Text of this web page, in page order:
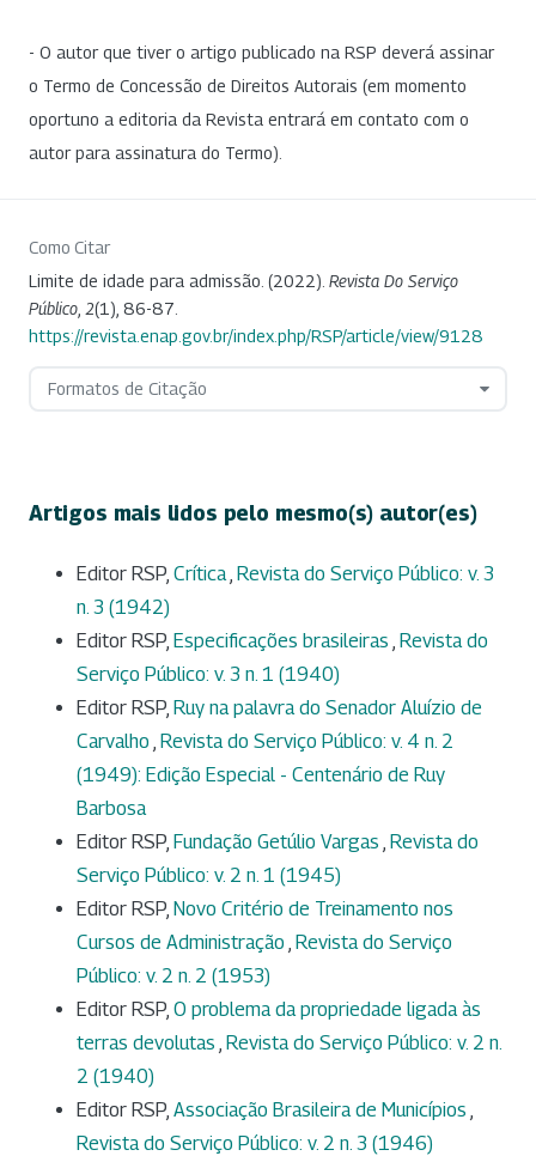
- O autor que tiver o artigo publicado na RSP deverá assinar
o Termo de Concessão de Direitos Autorais (em momento
oportuno a editoria da Revista entrará em contato com o
autor para assinatura do Termo).
Como Citar
Limite de idade para admissão. (2022). Revista Do Serviço
Público 2(1), 86-87.
https://revista.enap.gov.br/index.php/RSP/article/view/9128
Formatos de Citação
Artigos mais lidos pelo mesmo(s) autor(es)
Editor RSP, Crítica, Revista do Serviço Público: v. 3
n. 3 (1942)
Editor RSP, Especificações brasileiras , Revista do
Serviço Público: v. 3 n. 1 (1940)
Editor RSP, Ruy na palavra do Senador Aluízio de
Carvalho , Revista do Serviço Público: v. 4 n. 2
(1949): Edição Especial - Centenário de Ruy
Barbosa
Editor RSP, Fundação Getúlio Vargas , Revista do
Serviço Público: v. 2 n. 1 (1945)
Editor RSP, Novo Critério de Treinamento nos
Cursos de Administração , Revista do Serviço
Público: v. 2 n. 2 (1953)
Editor RSP, O problema da propriedade ligada às
terras devolutas , Revista do Serviço Público: v. 2 n.
2 (1940)
Editor RSP, Associação Brasileira de Municípios ,
Revista do Serviço Público: v. 2 n. 3 (1946)